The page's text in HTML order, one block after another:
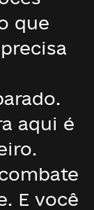
que
aqui é
E você